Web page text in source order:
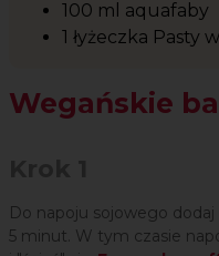
100 ml aquafaby
1 łyżeczka Pasty
Wegańskie
Do napoju sojowego
5 minut. W tym czasie